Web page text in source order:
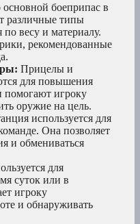
боеприпас в
различные типы
весу и материалу.
рекомендованные
Прицелы и
для повышения
помогают игроку
оружие на цель.
используется для
Она позволяет
и обмениваться
для
суток или в
игроку
и обнаруживать